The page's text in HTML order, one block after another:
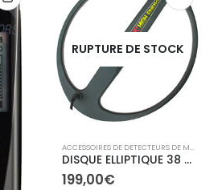
RUPTURE DE STOCK
ACCESSOIRES DE DETECTEURS DE METAUX
DISQUE ELLIPTIQUE 38 x 45 cm 4.6 KHZ
199,00€